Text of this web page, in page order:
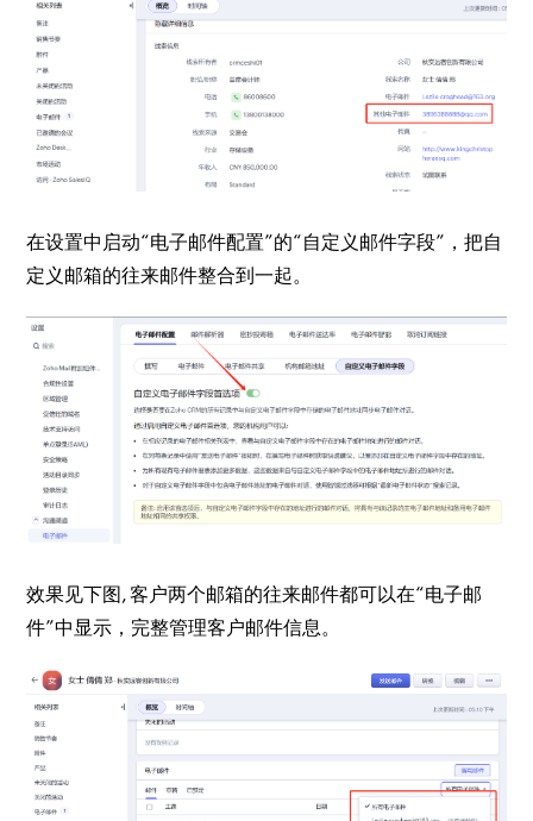
在设置中启动“电子邮件配置”的“自定义邮件字段”，把自
定义邮箱的往来邮件整合到一起。
效果见下图, 客户两个邮箱的往来邮件都可以在“电子邮
件”中显示，完整管理客户邮件信息。